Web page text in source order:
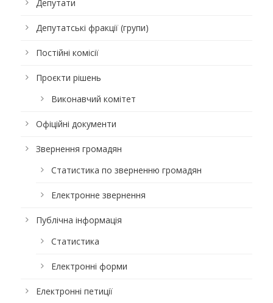
Депутати
Депутатські фракції (групи)
Постійні комісії
Проєкти рішень
Виконавчий комітет
Офіційні документи
Звернення громадян
Статистика по зверненню громадян
Електронне звернення
Публічна інформація
Статистика
Електронні форми
Електронні петиції